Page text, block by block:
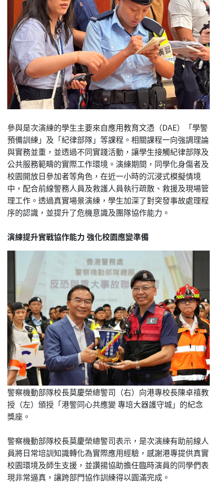
參與是次演練的學生主要來自應用教育文憑（DAE）「學警
預備訓練」及「紀律部隊」等課程。相關課程一向強調理論
與實務並重，並透過不同實踐活動，讓學生接觸紀律部隊及
公共服務範疇的實際工作環境。演練期間，同學化身傷者及
校園開放日參加者等角色，在近一小時的沉浸式模擬情境
中，配合前線警務人員及救護人員執行疏散、救援及現場管
理工作。透過真實場景演練，學生加深了對突發事故處理程
序的認識，並提升了危機意識及團隊協作能力。
演練提升實戰協作能力 強化校園應變準備
警察機動部隊校長莫慶榮總警司（右）向港專校長陳卓禧教
授（左）頒授「港警同心共應變 專培大器護守城」的紀念
獎座。
警察機動部隊校長莫慶榮總警司表示，是次演練有助前線人
員將日常培訓知識轉化為實際應用經驗，感謝港專提供真實
校園環境及師生支援，並讚揚協助擔任臨時演員的同學們表
現非常逼真，讓跨部門協作訓練得以圓滿完成。